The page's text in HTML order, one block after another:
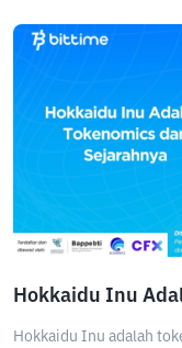
Hokkaidu Inu
Hokkaidu Inu adalah